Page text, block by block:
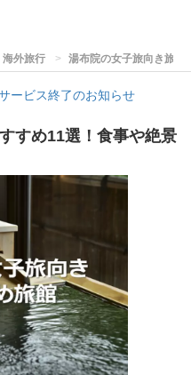
海外旅行 湯布院の女子旅向き旅館
ービス終了のお知らせ
すめ11選！食事や絶景